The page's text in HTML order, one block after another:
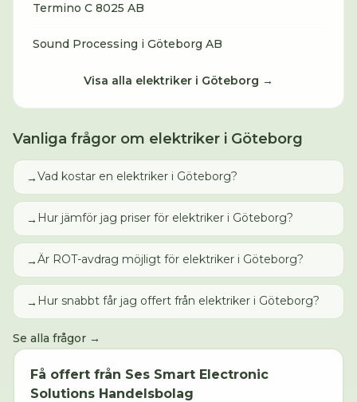
Termino C 8025 AB
Sound Processing i Göteborg AB
Visa alla elektriker i Göteborg →
Vanliga frågor om elektriker i Göteborg
→Vad kostar en elektriker i Göteborg?
→ Hur jämför jag priser för elektriker i Göteborg?
→Är ROT-avdrag möjligt för elektriker i Göteborg?
→ Hur snabbt får jag offert från elektriker i Göteborg?
Se alla frågor →
Få offert från Ses Smart Electronic
Solutions Handelsbolag